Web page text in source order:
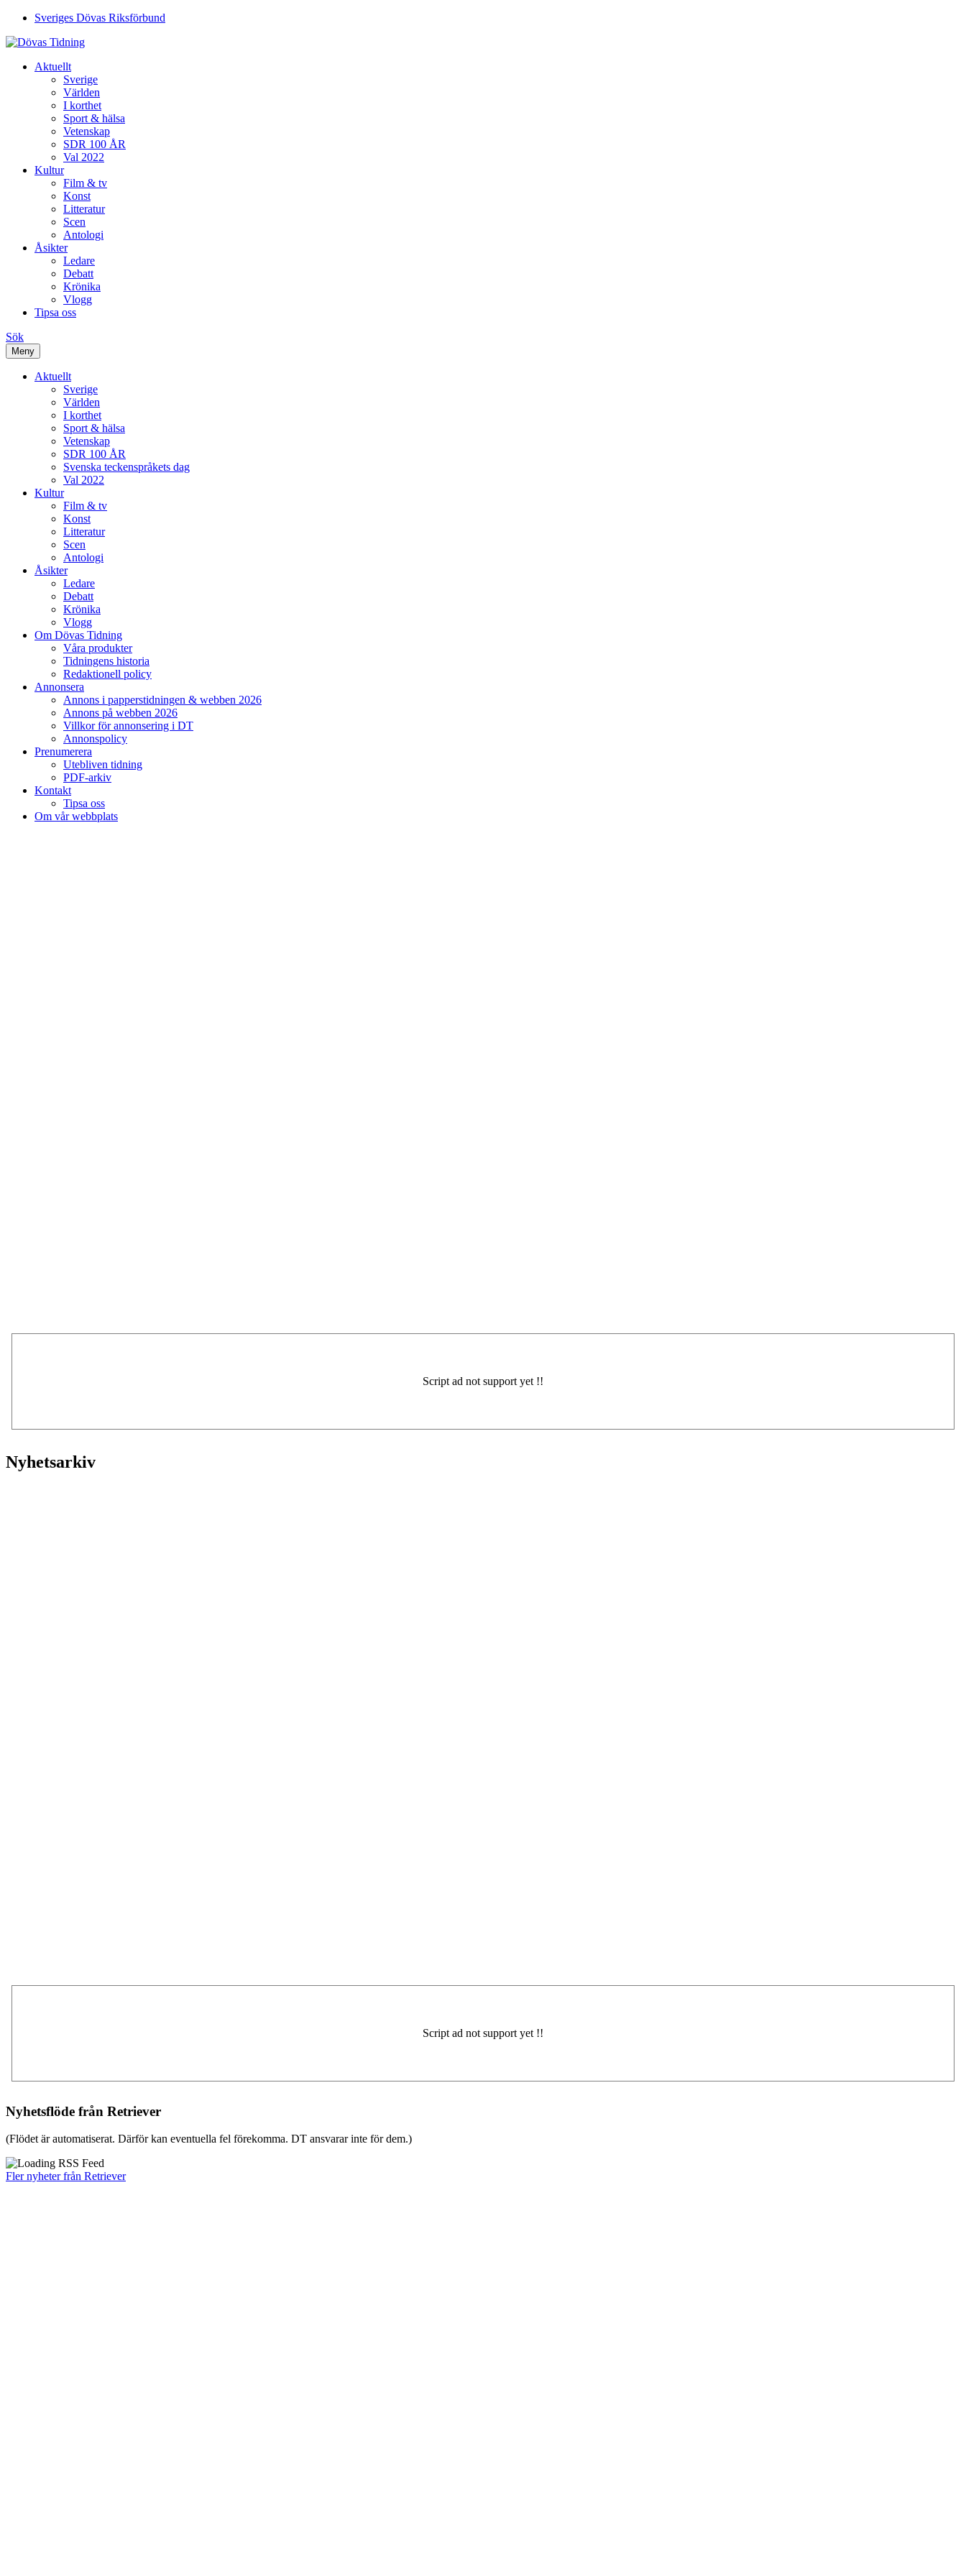
Sveriges Dövas Riksförbund
Aktuellt
Sverige
Världen
I korthet
Sport & hälsa
Vetenskap
SDR 100 ÅR
Val 2022
Kultur
Film & tv
Konst
Litteratur
Scen
Antologi
Åsikter
Ledare
Debatt
Krönika
Vlogg
Tipsa oss
Sök
Meny
Aktuellt
Sverige
Världen
I korthet
Sport & hälsa
Vetenskap
SDR 100 ÅR
Svenska teckenspråkets dag
Val 2022
Kultur
Film & tv
Konst
Litteratur
Scen
Antologi
Åsikter
Ledare
Debatt
Krönika
Vlogg
Om Dövas Tidning
Våra produkter
Tidningens historia
Redaktionell policy
Annonsera
Annons i papperstidningen & webben 2026
Annons på webben 2026
Villkor för annonsering i DT
Annonspolicy
Prenumerera
Utebliven tidning
PDF-arkiv
Kontakt
Tipsa oss
Om vår webbplats
Nyhetsarkiv
Nyhetsflöde från Retriever
(Flödet är automatiserat. Därför kan eventuella fel förekomma. DT ansvarar inte för dem.)
Fler nyheter från Retriever